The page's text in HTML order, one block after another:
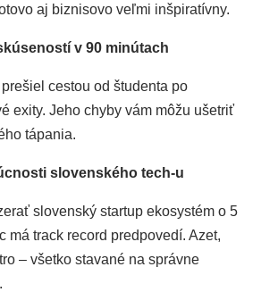
aj biznisovo veľmi inšpiratívny.
v 90 minútach
cestou od študenta po
exity. Jeho chyby vám môžu ušetriť
tápania.
slovenského tech-u
slovenský startup ekosystém o 5
má track record predpovedí. Azet,
– všetko stavané na správne